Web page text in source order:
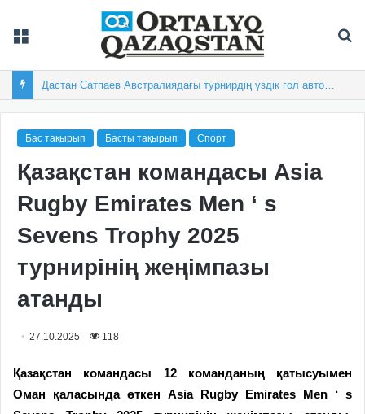
Бас тақырып Басты тақырып Спорт
Қазақстан командасы Asia
Rugby Emirates Men ‘ s
Sevens Trophy 2025
турнирінің жеңімпазы
атанды
27.10.2025 118
Қазақстан командасы 12 команданың қатысуымен
Оман қаласында өткен Asia Rugby Emirates Men ‘ s